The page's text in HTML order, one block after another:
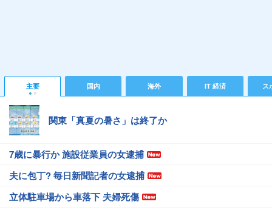
主要 国内 海外 IT 経済 ス
関東「真夏の暑さ」は終了か
7歳に暴行か 施設従業員の女逮捕
夫に包丁? 毎日新聞記者の女逮捕
立体駐車場から車落下 夫婦死傷